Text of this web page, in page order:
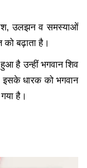
उलझन व समस्याओं
बढ़ाता है।
है उन्हीं भगवान शिव
इसके धारक को भगवान
है।